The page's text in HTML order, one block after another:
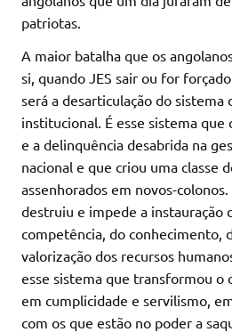
patriotas.
A maior batalha que os
si, quando JES sair ou for
será a desarticulação do sistema
institucional. É esse sistema que
e a delinquência desabrida na
nacional e que criou uma classe
assenhorados em novos-
destruiu e impede a instauração
competência, do conhecimento,
valorização dos recursos
esse sistema que transformou o
em cumplicidade e servilismo,
com os que estão no poder a